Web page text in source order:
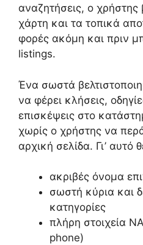
αναζητήσεις, ο χρήστης
χάρτη και τα τοπικά
φορές ακόμη και πριν
listings.
Ένα σωστά
να φέρει κλήσεις,
επισκέψεις στο
χωρίς ο χρήστης να
αρχική σελίδα. Γι’ αυτό
ακριβές όνομα
σωστή κύρια και
κατηγορίες
πλήρη στοιχεία
phone)